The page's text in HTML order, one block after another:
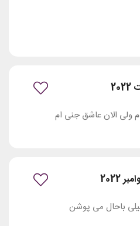
ولی الان عاشق جنی ام
باحال می پوشن